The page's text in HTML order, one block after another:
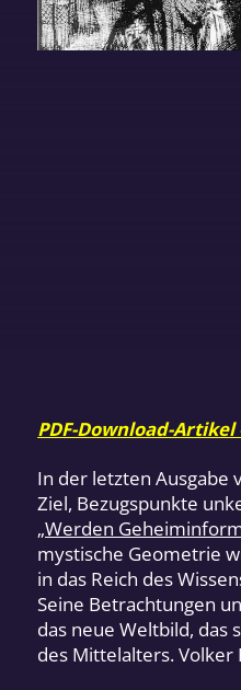
PDF-Download-Artikel
In der letzten Ausgabe
Ziel, Bezugspunkte
„Werden
mystische Geometrie
in das Reich des
Seine Betrachtungen
das neue Weltbild,
des Mittelalters. Volker